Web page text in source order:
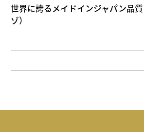
世界に誇るメイドインジャパン品
ゾ）